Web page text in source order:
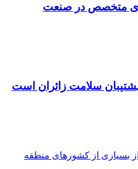
متخصص در صنعت
سلامت زائران است